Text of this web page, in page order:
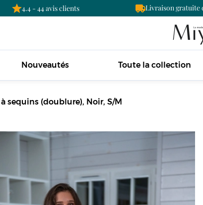
4.4 - 44 avis clients Livraison gratuite
Nouveautés Toute la collection
sequins (doublure), Noir, S/M